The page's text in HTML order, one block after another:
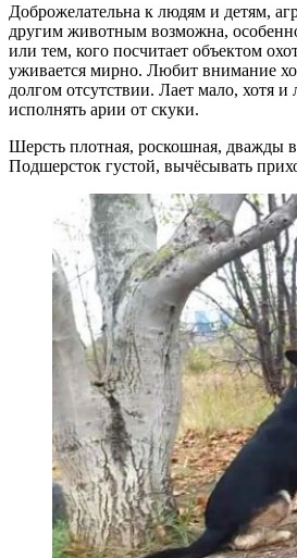
Доброжелательна к людям и детям,
другим животным возможна,
или тем, кого посчитает объектом
уживается мирно. Любит внимание
долгом отсутствии. Лает мало, хотя и
исполнять арии от скуки.
Шерсть плотная, роскошная, дважды в
Подшерсток густой, вычёсывать